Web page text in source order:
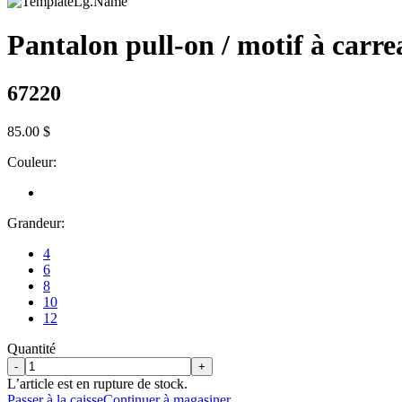
Pantalon pull-on / motif à
67220
85.00 $
Couleur:
Grandeur:
4
6
8
10
12
Quantité
- +
L’article est en rupture de stock.